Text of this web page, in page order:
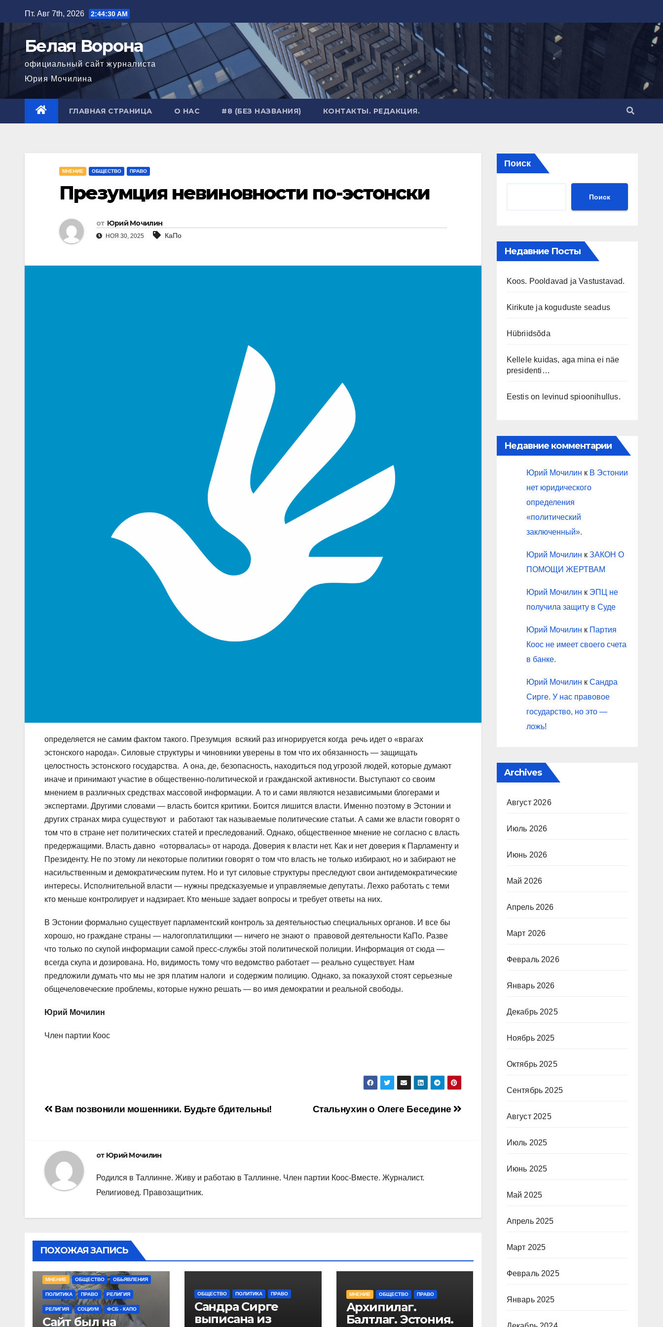
к
содержимому
Пт. Авг 7th, 2026 2:44:31 AM
Белая Ворона
официальный сайт журналиста
Юрия Мочилина
ГЛАВНАЯ СТРАНИЦА О НАС #8 (БЕЗ НАЗВАНИЯ) КОНТАКТЫ. РЕДАКЦИЯ.
МНЕНИЕ ОБЩЕСТВО ПРАВО
Презумция невиновности по-эстонски
от Юрий Мочилин
НОЯ 30, 2025 КаПо
определяется не самим фактом такого. Презумция всякий раз игнорируется когда речь идет о «врагах
эстонского народа». Силовые структуры и чиновники уверены в том что их обязанность — защищать
целостность эстонского государства. А она, де, безопасность, находиться под угрозой людей, которые думают
иначе и принимают участие в общественно-политической и гражданской активности. Выступают со своим
мнением в различных средствах массовой информации. А то и сами являются независимыми блогерами и
экспертами. Другими словами — власть боится критики. Боится лишится власти. Именно поэтому в Эстонии и
других странах мира существуют и работают так называемые политические статьи. А сами же власти говорят о
том что в стране нет политических статей и преследований. Однако, общественное мнение не согласно с власть
предержащими. Власть давно «оторвалась» от народа. Доверия к власти нет. Как и нет доверия к Парламенту и
Президенту. Не по этому ли некоторые политики говорят о том что власть не только избирают, но и забирают не
насильственным и демократическим путем. Но и тут силовые структуры преследуют свои антидемократические
интересы. Исполнительной власти — нужны предсказуемые и управляемые депутаты. Лехко работать с теми
кто меньше контролирует и надзирает. Кто меньше задает вопросы и требует ответы на них.
В Эстонии формально существует парламентский контроль за деятельностью специальных органов. И все бы
хорошо, но граждане страны — налогоплатилщики — ничего не знают о правовой деятельности КаПо. Разве
что только по скупой информации самой пресс-службы этой политической полиции. Информация от сюда —
всегда скупа и дозирована. Но, видимость тому что ведомство работает — реально существует. Нам
предложили думать что мы не зря платим налоги и содержим полицию. Однако, за показухой стоят серьезные
общечеловеческие проблемы, которые нужно решать — во имя демократии и реальной свободы.
Юрий Мочилин
Член партии Коос
Навигация
записям
Стальнухин о Олеге Беседине
Вам позвонили мошенники. Будьте бдительны!
от Юрий Мочилин
Родился в Таллинне. Живу и работаю в Таллинне. Член партии Коос-Вместе. Журналист.
Религиовед. Правозащитник.
ПОХОЖАЯ ЗАПИСЬ
UNCATEGORIZED ЗДОРОВЬЕ
МНЕНИЕ ОБЩЕСТВО ОБЬЯВЛЕНИЯ
ПОЛИТИКА ПРАВО РЕЛИГИЯ
РЕЛИГИЯ СОЦИУМ ФСБ - КАПО
Сайт был на
ОБЩЕСТВО ПОЛИТИКА ПРАВО
Сандра Сирге
выписана из
МНЕНИЕ ОБЩЕСТВО ПРАВО
Архипилаг.
Балтлаг. Эстония.
Поиск
Поиск
Недавние Посты
Koos. Pooldavad ja Vastustavad.
Kirikute ja koguduste seadus
Hübriidsõda
Kellele kuidas, aga mina ei näe
presidenti…
Eestis on levinud spioonihullus.
Недавние комментарии
Юрий Мочилин к В Эстонии
нет юридического
определения
«политический
заключенный».
Юрий Мочилин к ЗАКОН О
ПОМОЩИ ЖЕРТВАМ
Юрий Мочилин к ЭПЦ не
получила защиту в Суде
Юрий Мочилин к Партия
Коос не имеет своего счета
в банке.
Юрий Мочилин к Сандра
Сирге. У нас правовое
государство, но это —
ложь!
Archives
Август 2026
Июль 2026
Июнь 2026
Май 2026
Апрель 2026
Март 2026
Февраль 2026
Январь 2026
Декабрь 2025
Ноябрь 2025
Октябрь 2025
Сентябрь 2025
Август 2025
Июль 2025
Июнь 2025
Май 2025
Апрель 2025
Март 2025
Февраль 2025
Январь 2025